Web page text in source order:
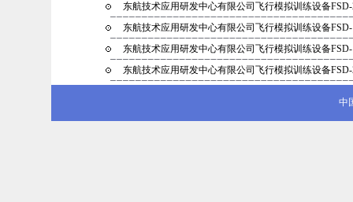
东航技术应用研发中心有限公司飞行模拟训练设备
东航技术应用研发中心有限公司飞行模拟训练设备
东航技术应用研发中心有限公司飞行模拟训练设备
东航技术应用研发中心有限公司飞行模拟训练设备
中